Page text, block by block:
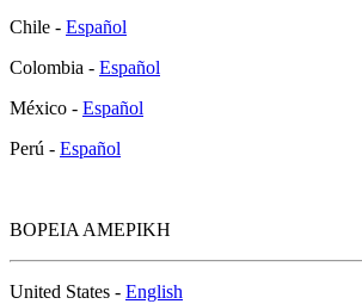
Chile - Español
Colombia - Español
México - Español
Perú - Español
ΒΟΡΕΙΑ ΑΜΕΡΙΚΗ
United States - English